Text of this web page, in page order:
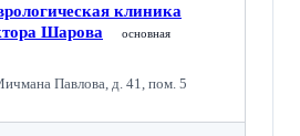
клиника
Шарова
основная
Павлова, д. 41, пом. 5